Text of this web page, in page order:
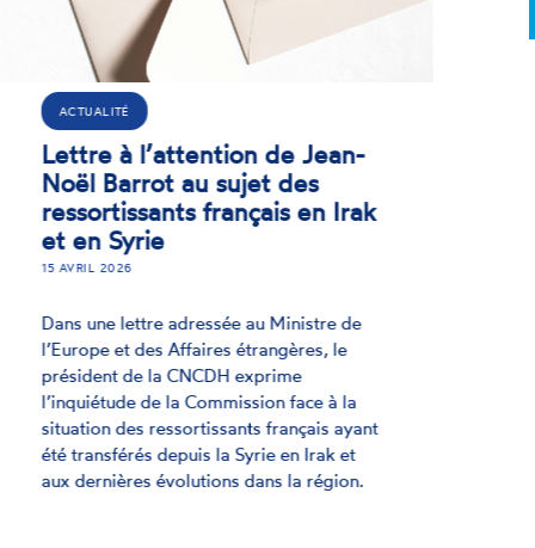
ACTUALITÉ
Renforcer les organes des
traités, pilier du système
international des droits
humains
25 SEPTEMBRE 2025
recommandations pour préserver et
soutenir les organes des traités, comités
composés d’experts indépendants et
essentiels pour la protection des droits
humains.